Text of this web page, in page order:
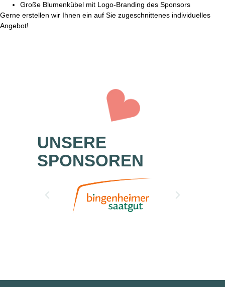
Große Blumenkübel mit Logo-Branding des Sponsors
Gerne erstellen wir Ihnen ein auf Sie zugeschnittenes individuelles
Angebot!
UNSERE
SPONSOREN